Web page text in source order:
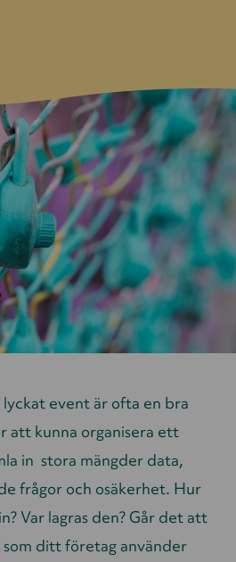
event är ofta en bra
att kunna organisera ett
in stora mängder data,
frågor och osäkerhet. Hur
Var lagras den? Går det att
ditt företag använder